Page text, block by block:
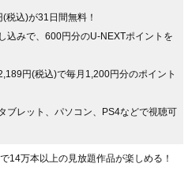
税込)が31日間無料！
込みで、600円分のU-NEXTポイントを
円(税込)で毎月1,200円分のポイント
ブレット、パソコン、PS4などで視聴可
14万本以上の見放題作品が楽しめる！